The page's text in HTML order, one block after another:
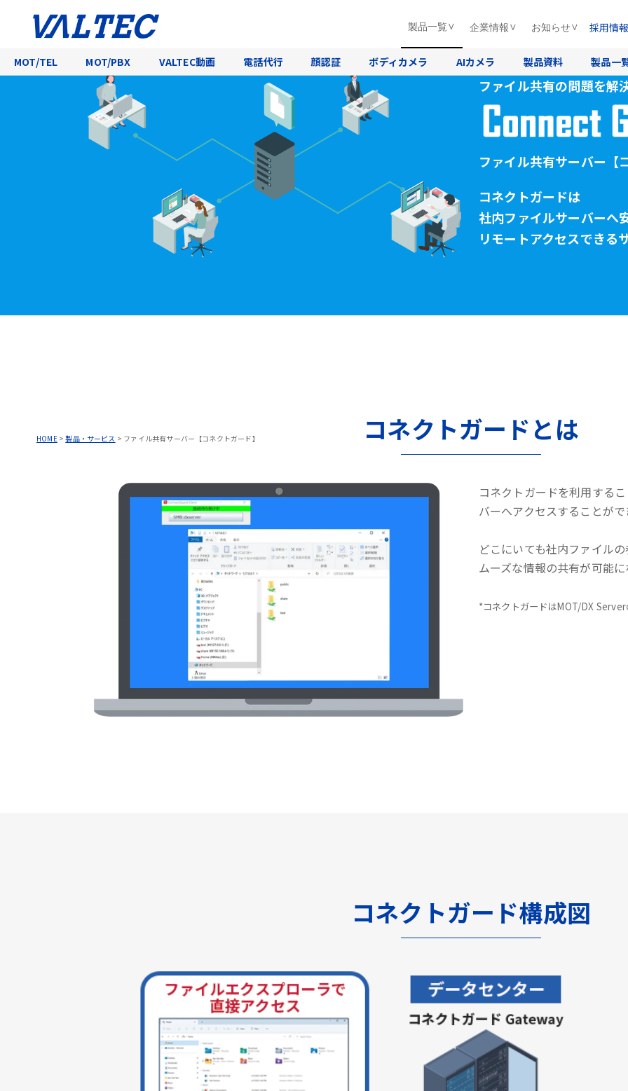
製品一覧
MOT/TEL MOT/PBX VALTEC動画 電話代行 顔認証 ボディカメラ AIカメラ 製品資料 製品一
企業情報 お知らせ 採用情
HOME>製品・サービス > ファイル共有サーバー【コネクトガード】
ファイル共有の問題を解
ファイル共有サーバー
コネクトガードは
社内ファイルサーバーへ
リモートアクセスできる
コネクトガードとは
コネクトガードを利用する
バーへアクセスすることが
どこにいても社内ファイル
ムーズな情報の共有が可能
*コネクトガードはMOT/DX
コネクトガード構成図